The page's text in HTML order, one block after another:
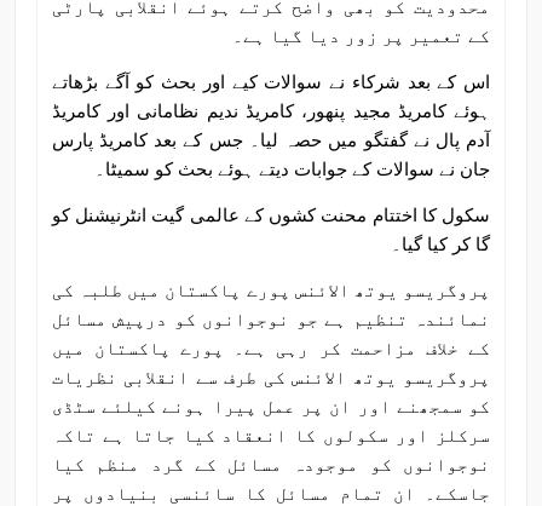
محدودیت کو بھی واضح کرتے ہوئے انقلابی پارٹی
کے تعمیر پر زور دیا گیا ہے۔
اس کے بعد شرکاء نے سوالات کیے اور بحث کو آگے بڑھاتے
ہوئے کامریڈ مجید پنھور، کامریڈ ندیم نظامانی اور کامریڈ
آدم پال نے گفتگو میں حصہ لیا۔ جس کے بعد کامریڈ پارس
جان نے سوالات کے جوابات دیتے ہوئے بحث کو سمیٹا۔
سکول کا اختتام محنت کشوں کے عالمی گیت انٹرنیشنل کو
گا کر کیا گیا۔
پروگریسو یوتھ الائنس پورے پاکستان میں طلبہ کی
نمائندہ تنظیم ہے جو نوجوانوں کو درپیش مسائل
کے خلاف مزاحمت کر رہی ہے۔ پورے پاکستان میں
پروگریسو یوتھ الائنس کی طرف سے انقلابی نظریات
کو سمجھنے اور ان پر عمل پیرا ہونے کیلئے سٹڈی
سرکلز اور سکولوں کا انعقاد کیا جاتا ہے تاکہ
نوجوانوں کو موجودہ مسائل کے گرد منظم کیا
جاسکے۔ ان تمام مسائل کا سائنسی بنیادوں پر